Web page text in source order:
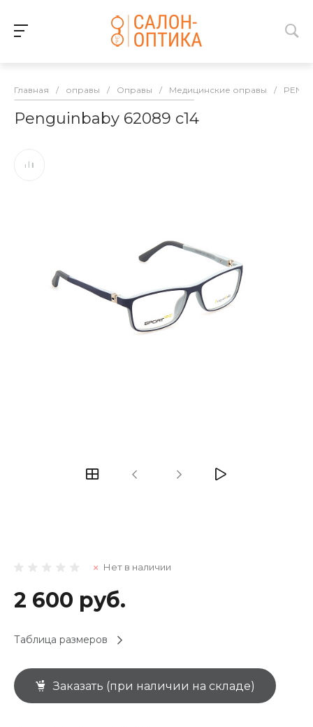
Главная / оправы / Оправы / Медицинские оправы /
Penguinbaby 62089 с14
Нет в наличии
2 600 руб.
Таблица размеров
Заказать (при наличии на складе)